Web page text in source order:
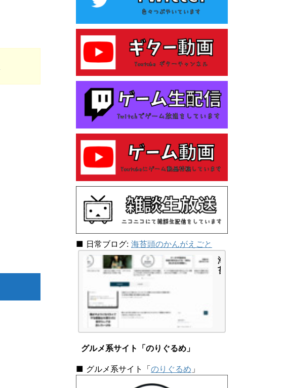
e
断
テ
ス
ト
を
し
ら
「主
N
F
-
A」
タ
|
の
■ 日常ブログ: 海苔頭のかんがえごと
海
苔
え
グルメ系サイト「のりぐるめ」
■ グルメ系サイト「のりぐるめ 」